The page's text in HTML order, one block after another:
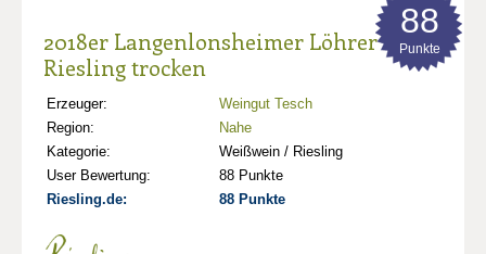
2018er Langenlonsheimer Löhrer Berg
Riesling trocken
Erzeuger:
Weingut Tesch
Region:
Nahe
Kategorie:
Weißwein / Riesling
User Bewertung:
88 Punkte
Riesling.de:
88 Punkte
88
Punkte